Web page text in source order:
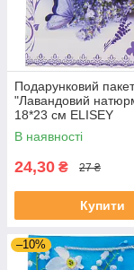
Подарунковий пакет
"Лавандовий
18*23 см ELISEY
В наявності
24,30 ₴ 27 ₴
Купити
–10%